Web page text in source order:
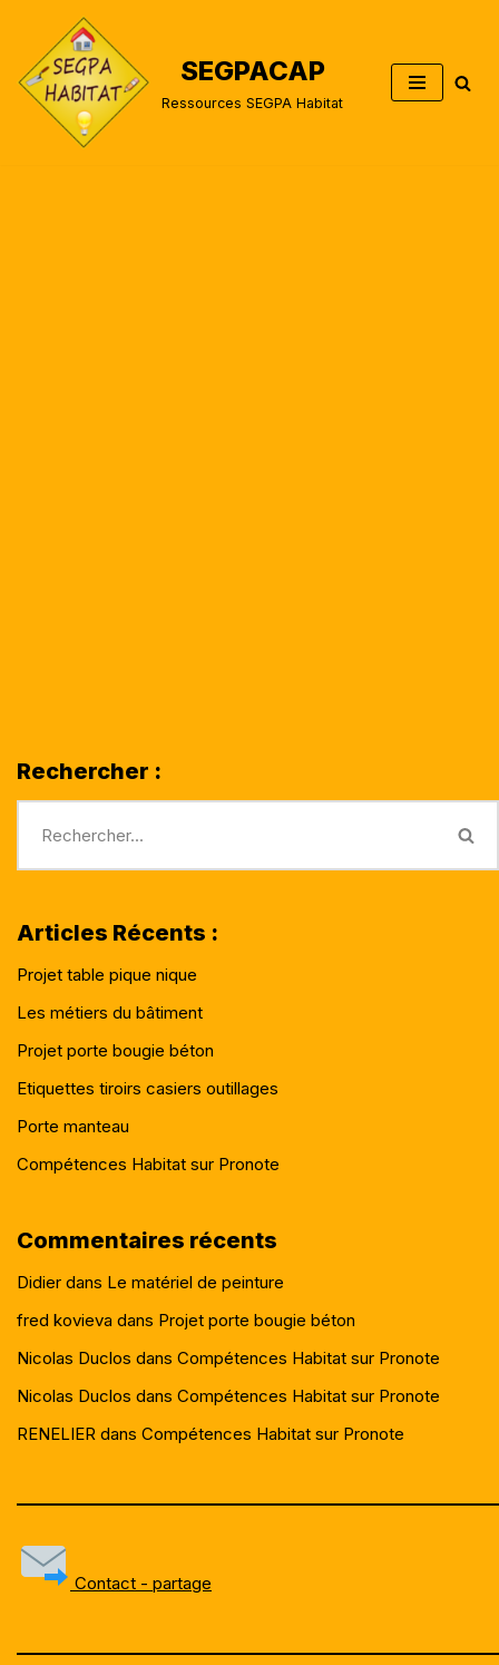
Aller
au
contenu
SEGPACAP
Ressources SEGPA Habitat
Rechercher :
Articles Récents :
Projet table pique nique
Les métiers du bâtiment
Projet porte bougie béton
Etiquettes tiroirs casiers outillages
Porte manteau
Compétences Habitat sur Pronote
Commentaires récents
Didier dans Le matériel de peinture
fred kovieva dans Projet porte bougie béton
Nicolas Duclos dans Compétences Habitat sur Pronote
Nicolas Duclos dans Compétences Habitat sur Pronote
RENELIER dans Compétences Habitat sur Pronote
Contact - partage